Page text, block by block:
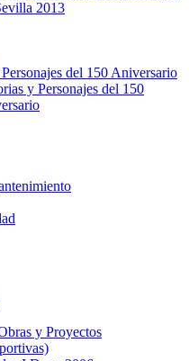
2013
del 150 Aniversario
y Personajes del 150
y Proyectos